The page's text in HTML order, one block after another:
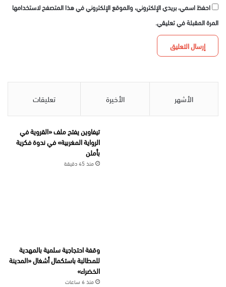
احفظ اسمي، بريدي الإلكتروني، والموقع الإلكتروني في هذا المتصفح لاستخدامها
المرة المقبلة في تعليقي.
الأشهر الأخيرة تعليقات
تيفاوين يفتح ملف «القروية في
الرواية المغربية» في ندوة فكرية
بأملن
منذ 45 دقيقة
وقفة احتجاجية سلمية بالمهدية
للمطالبة باستكمال أشغال «المدينة
الخضراء»
منذ 6 ساعات